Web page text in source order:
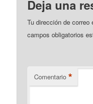
Deja una
Tu dirección de correo
campos obligatorios
Comentario *